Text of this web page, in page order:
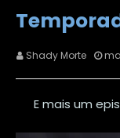
Shady Morte
E mais um